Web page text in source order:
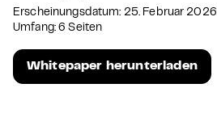
Erscheinungsdatum: 25. Februar 2026
Umfang: 6 Seiten
Whitepaper herunterladen